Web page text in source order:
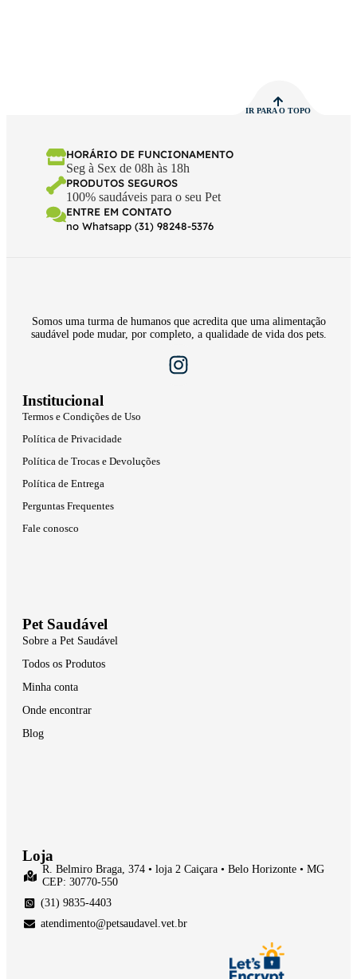
IR PARA O TOPO
HORÁRIO DE FUNCIONAMENTO
Seg à Sex de 08h às 18h
PRODUTOS SEGUROS
100% saudáveis para o seu Pet
ENTRE EM CONTATO
no Whatsapp (31) 98248-5376
Somos uma turma de humanos que acredita que uma alimentação
saudável pode mudar, por completo, a qualidade de vida dos pets.
Institucional
Termos e Condições de Uso
Política de Privacidade
Política de Trocas e Devoluções
Política de Entrega
Perguntas Frequentes
Fale conosco
Pet Saudável
Sobre a Pet Saudável
Todos os Produtos
Minha conta
Onde encontrar
Blog
Loja
R. Belmiro Braga, 374 • loja 2 Caiçara • Belo Horizonte • MG
CEP: 30770-550
(31) 9835-4403
atendimento@petsaudavel.vet.br